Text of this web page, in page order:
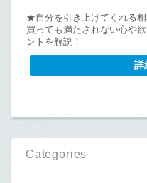
★自分を引き上げてくれる
買っても満たされない心や
ントを解説！
詳
Categories